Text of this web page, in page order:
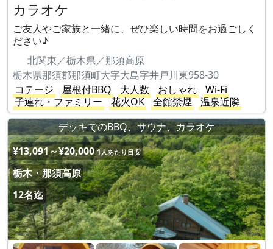
カラオケ
ご友人やご家族と一緒に、ぜひ楽しい時間をお過ごしく
ださい♪
北関東／栃木県／那須高原
栃木県那須郡那須町大字大島字井戸川東958-30
コテージ
屋根付BBQ 大人数 おしゃれ
Wi-Fi
子連れ・ファミリー
花火OK 全館禁煙
温泉近隣
デッキでのBBQ、サウナ、カラオケ
¥13,091～¥20,000 1人あたり目安
栃木・那須高原
12名迄